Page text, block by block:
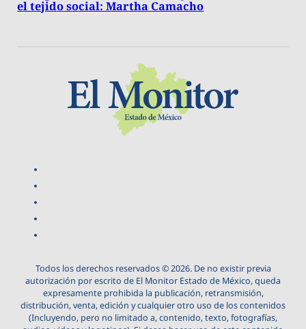
el tejido social: Martha Camacho
Todos los derechos reservados © 2026. De no existir previa
autorización por escrito de El Monitor Estado de México, queda
expresamente prohibida la publicación, retransmisión,
distribución, venta, edición y cualquier otro uso de los contenidos
(Incluyendo, pero no limitado a, contenido, texto, fotografías,